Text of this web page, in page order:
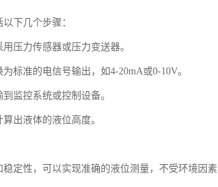
下几个步骤：
压力传感器或压力变送器。
标准的电信号输出，如4-20mA或0-10V。
监控系统或控制设备。
出液体的液位高度。
定性，可以实现准确的液位测量，不受环境因素